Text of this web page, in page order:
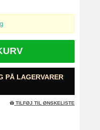
PÅ LAGERVARER
TILFØJ TIL ØNSKELISTE